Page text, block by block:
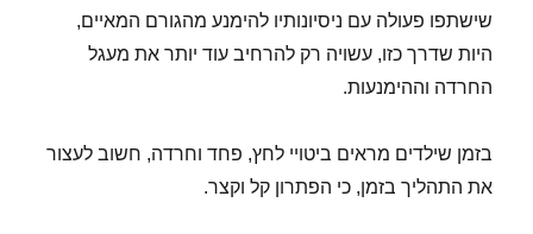
שישתפו פעולה עם ניסיונותיו להימנע מהגורם המאיים,
היות שדרך כזו, עשויה רק להרחיב עוד יותר את מעגל
החרדה וההימנעות.
בזמן שילדים מראים ביטויי לחץ, פחד וחרדה, חשוב לעצור
את התהליך בזמן, כי הפתרון קל וקצר.